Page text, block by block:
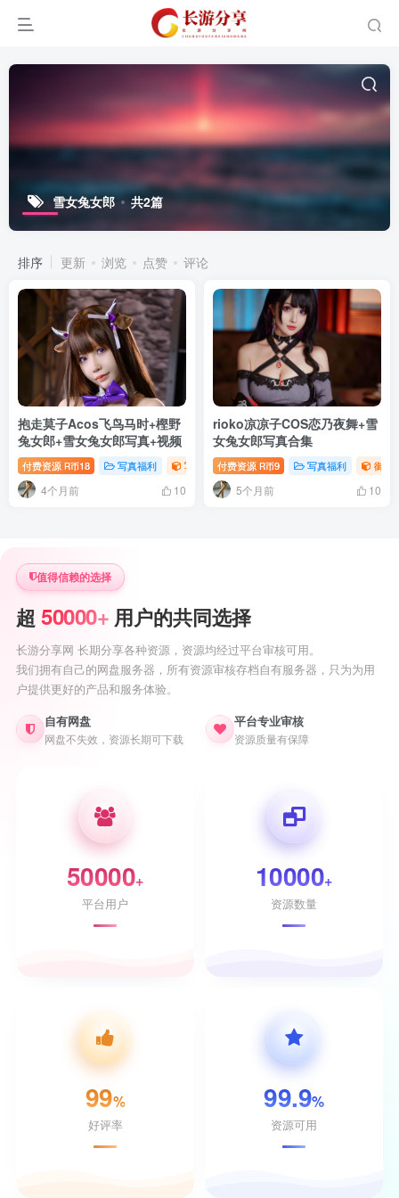
雪女兔女郎 共2篇
排序 更新 浏览 点赞 评论
抱走莫子Acos飞鸟马时+樫野
兔女郎+雪女兔女郎写真+视频
付费资源 R币18 写真福利 写真视频专题 萝莉写真照片专题
4个月前 10
rioko凉凉子COS恋乃夜舞+雪
女兔女郎写真合集
付费资源 R币9 写真福利 御姐
5个月前 10
值得信赖的选择
超50000+ 用户的共同选择
长游分享网 长期分享各种资源，资源均经过平台审核可用。
我们拥有自己的网盘服务器，所有资源审核存档自有服务器，只为为用
户提供更好的产品和服务体验。
自有网盘
网盘不失效，资源长期可下载
平台专业审核
资源质量有保障
50000+
平台用户
10000+
资源数量
99%
好评率
99.9%
资源可用